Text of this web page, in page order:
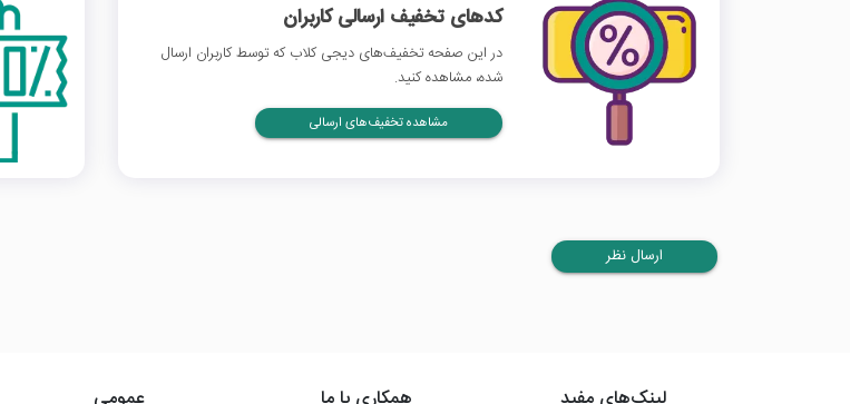
کدهای تخفیف ارسالی کاربران
در این صفحه تخفیف‌های دیجی کلاب که توسط کاربران ارسال
شده، مشاهده کنید.
مشاهده تخفیف‌های ارسالی
ارسال نظر